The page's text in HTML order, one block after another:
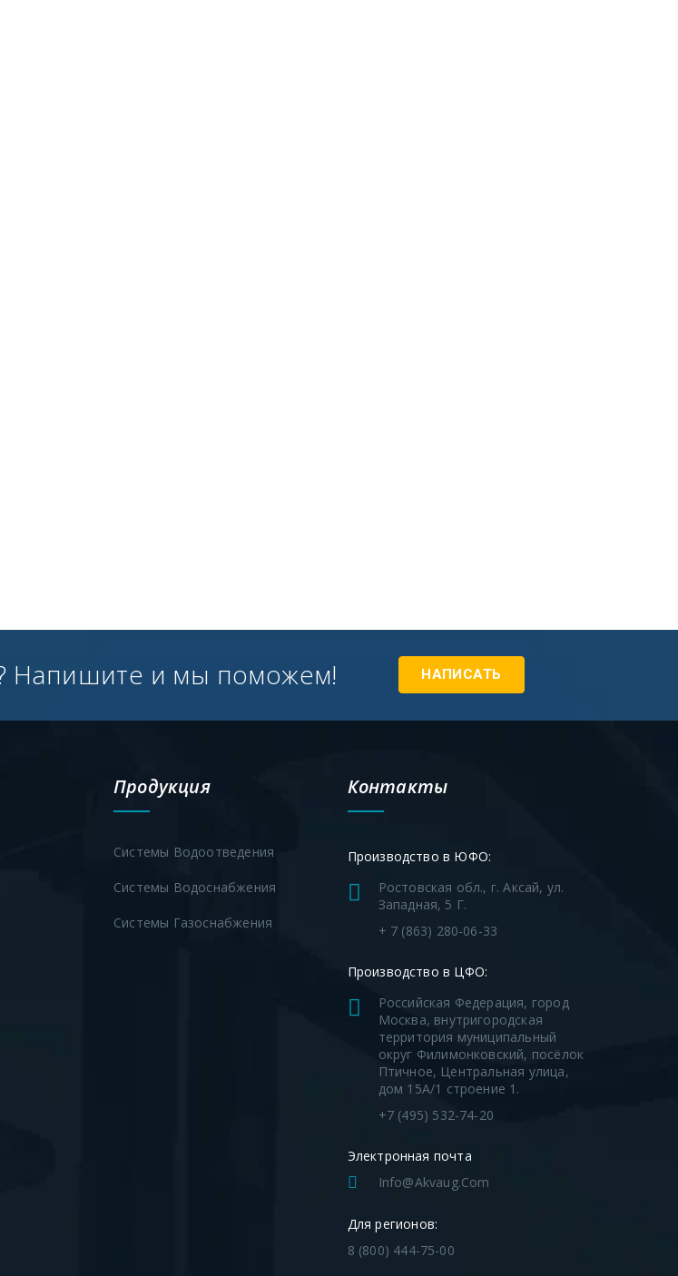
Напишите и мы поможем! НАПИСАТЬ
Продукция
Системы Водоотведения
Системы Водоснабжения
Системы Газоснабжения
Контакты
Производство в ЮФО:
Ростовская обл., г. Аксай, ул.
Западная, 5 Г.
+ 7 (863) 280-06-33
Производство в ЦФО:
Российская Федерация, город
Москва, внутригородская
территория муниципальный
округ Филимонковский, посёлок
Птичное, Центральная улица,
дом 15А/1 строение 1.
+7 (495) 532-74-20
Электронная почта
Info@akvaug.com
Для регионов:
8 (800) 444-75-00